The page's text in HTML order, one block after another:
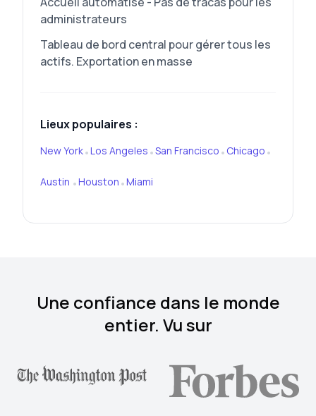
administrateurs
Tableau de bord central pour gérer tous les
actifs. Exportation en masse
Lieux populaires :
New York•Los Angeles •San Francisco • Chicago •
Austin •Houston •Miami
Une confiance dans le monde
entier. Vu sur